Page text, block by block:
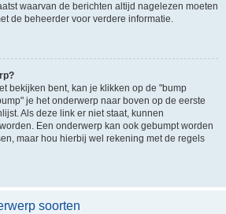
waarvan de berichten altijd nagelezen moeten
de beheerder voor verdere informatie.
bekijken bent, kan je klikken op de "bump
je het onderwerp naar boven op de eerste
Als deze link er niet staat, kunnen
Een onderwerp kan ook gebumpt worden
maar hou hierbij wel rekening met de regels
soorten